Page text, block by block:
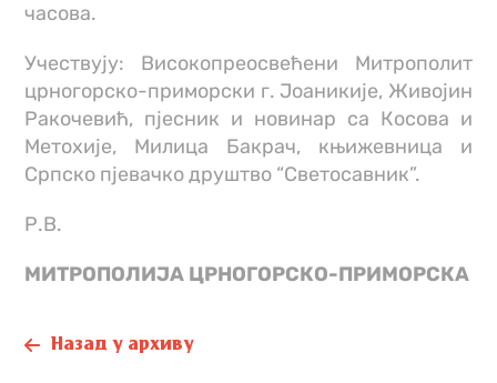
часова.
Учествују: Високопреосвећени Митрополит
црногорско-приморски г. Јоаникије, Живојин
Ракочевић, пјесник и новинар са Косова и
Метохије, Милица Бакрач, књижевница и
Српско пјевачко друштво “Светосавник”.
Р.В.
МИТРОПОЛИЈА ЦРНОГОРСКО-ПРИМОРСКА
Назад у архиву